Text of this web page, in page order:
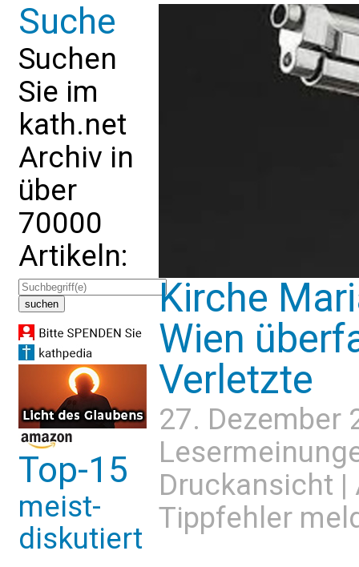
Suche
Suchen
Sie im
kath.net
Archiv in
über
70000
Artikeln:
Top-15
meist-
diskutiert
Kirche
Wien
Verletzte
27. Dezember
Druckansicht |
Tippfehler